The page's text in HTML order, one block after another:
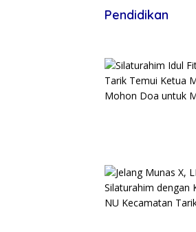
Pendidikan